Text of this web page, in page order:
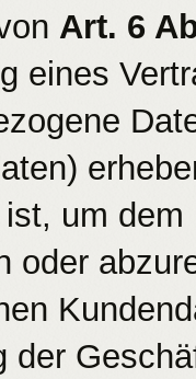
Art. 6
eines
um
oder
der